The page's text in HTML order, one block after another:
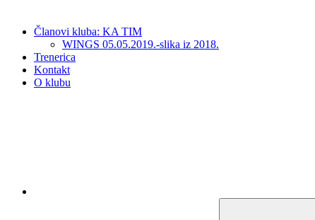
Članovi kluba: KA TIM
WINGS 05.05.2019.-slika iz 2018.
Trenerica
Kontakt
O klubu